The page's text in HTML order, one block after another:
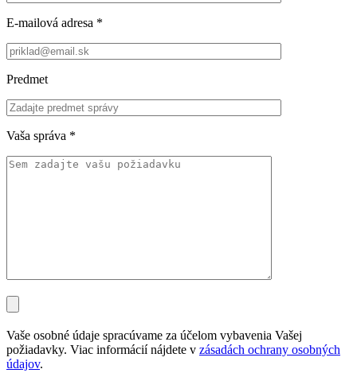
E-mailová adresa *
Predmet
Vaša správa *
Vaše osobné údaje spracúvame za účelom vybavenia Vašej
požiadavky. Viac informácií nájdete v zásadách ochrany osobných
údajov.